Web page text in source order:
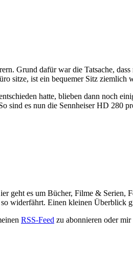
Grund dafür war die Tatsache,
sitze, ist ein bequemer Sitz ziemlich
hatte, blieben dann noch
sind es nun die Sennheiser HD
geht es um Bücher, Filme & Serien,
widerfährt. Einen kleinen Überblick
RSS-Feed zu abonnieren oder